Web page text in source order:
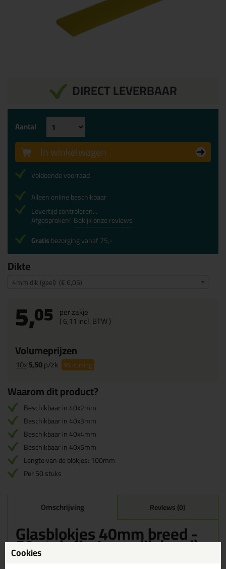
DIRECT LEVERBAAR
Dikte
4mm dik (geel) (€ 6,05)
5,05 per zakje
(6,11 incl. BTW )
Volumeprijzen
10x5,50p/zk 9%korting
Aantal
In winkelwagen
Voldoende voorraad
Alleen online beschikbaar
Levertijd controleren...
Afgesproken! Bekijk onze reviews
Gratisbezorging vanaf 75,-
Waarom dit product?
Beschikbaar in 40x2mm
Beschikbaar in 40x3mm
Beschikbaar in 40x4mm
Beschikbaar in 40x5mm
Lengte van de blokjes: 100mm
Per 50 stuks
Omschrijving Reviews (0)
Glasblokjes 40mm breed -
50 stuks in 4mm dik (geel)
Bestel de Glasblokjes 40mm breed - 50 stuks in 4mm dik (geel)
Cookies